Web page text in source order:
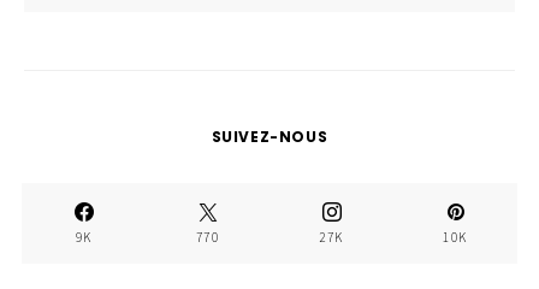
SUIVEZ-NOUS
9K 770 27K 10K